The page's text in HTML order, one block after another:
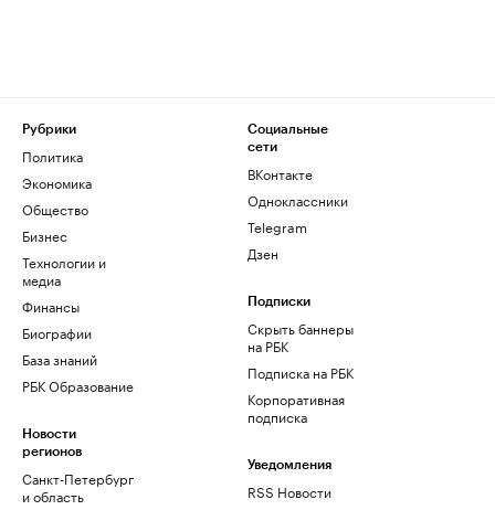
Рубрики
Политика
Экономика
Общество
Бизнес
Технологии и
медиа
Финансы
Биографии
База знаний
РБК Образование
Новости
регионов
Санкт-Петербург
и область
Социальные
сети
ВКонтакте
Одноклассники
Telegram
Дзен
Подписки
Скрыть баннеры
на РБК
Подписка на РБК
Корпоративная
подписка
Уведомления
RSS Новости